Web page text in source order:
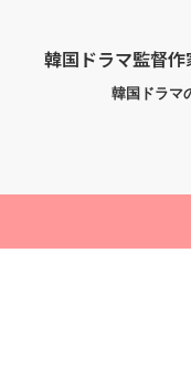
韓国ドラマ監督
韓国ドラマ